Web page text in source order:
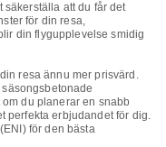
säkerställa att du får det
för din resa,
din flygupplevelse smidig
resa ännu mer prisvärd.
du planerar en snabb
perfekta erbjudandet för dig.
för den bästa